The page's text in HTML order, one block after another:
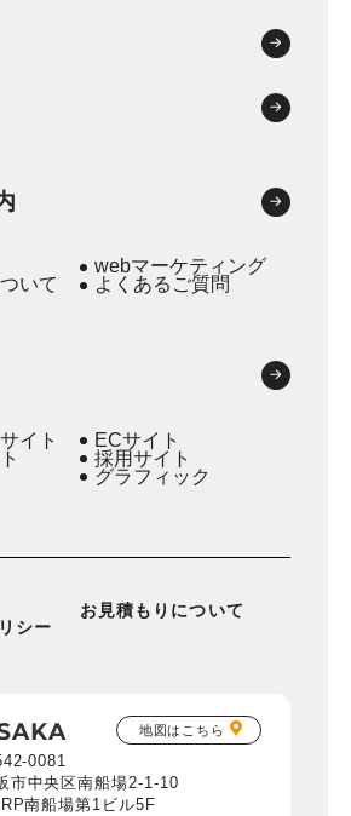
webマーケティング
いて
よくあるご質問
イト
ECサイト
採用サイト
グラフィック
お見積もりについて
シー
地図はこちら
0081
市中央区南船場2-1-10
南船場第1ビル5F